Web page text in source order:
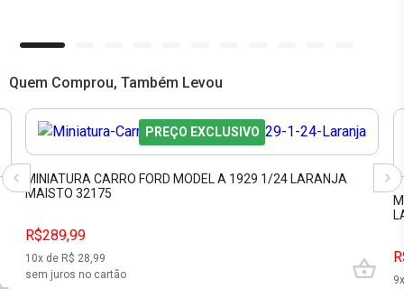
Quem Comprou, Também Levou
PREÇO EXCLUSIVO
MINIATURA CARRO FORD MODEL A 1929 1/24 LARANJA
MAISTO 32175
R$289,99
10x de R$ 28,99
sem juros no cartão
9